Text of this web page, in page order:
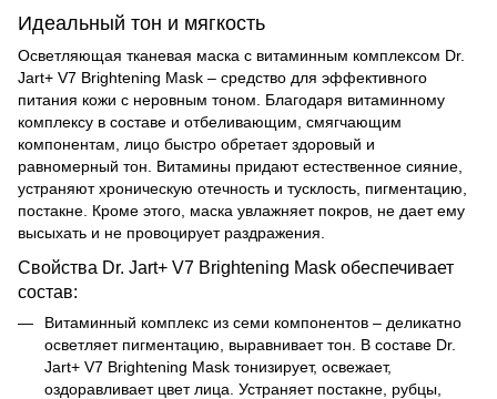
Идеальный тон и мягкость
Осветляющая тканевая маска с витаминным комплексом Dr.
Jart+ V7 Brightening Mask – средство для эффективного
питания кожи с неровным тоном. Благодаря витаминному
комплексу в составе и отбеливающим, смягчающим
компонентам, лицо быстро обретает здоровый и
равномерный тон. Витамины придают естественное сияние,
устраняют хроническую отечность и тусклость, пигментацию,
постакне. Кроме этого, маска увлажняет покров, не дает ему
высыхать и не провоцирует раздражения.
Свойства Dr. Jart+ V7 Brightening Mask обеспечивает
состав:
Витаминный комплекс из семи компонентов – деликатно
осветляет пигментацию, выравнивает тон. В составе Dr.
Jart+ V7 Brightening Mask тонизирует, освежает,
оздоравливает цвет лица. Устраняет постакне, рубцы,